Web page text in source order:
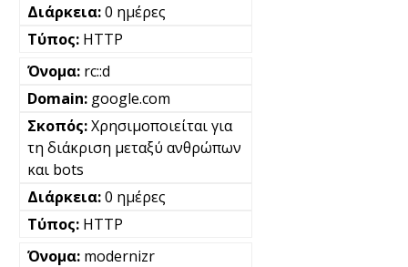
0 ημέρες
HTTP
rc::d
google.com
Χρησιμοποιείται για
τη διάκριση μεταξύ ανθρώπων
και bots
0 ημέρες
HTTP
modernizr